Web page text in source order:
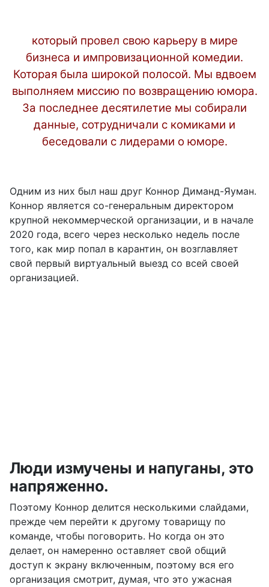
который провел свою карьеру в мире
бизнеса и импровизационной комедии.
Которая была широкой полосой. Мы вдвоем
выполняем миссию по возвращению юмора.
За последнее десятилетие мы собирали
данные, сотрудничали с комиками и
беседовали с лидерами о юморе.
Одним из них был наш друг Коннор Диманд-Яуман.
Коннор является со-генеральным директором
крупной некоммерческой организации, и в начале
2020 года, всего через несколько недель после
того, как мир попал в карантин, он возглавляет
свой первый виртуальный выезд со всей своей
организацией.
Люди измучены и напуганы, это
напряженно.
Поэтому Коннор делится несколькими слайдами,
прежде чем перейти к другому товарищу по
команде, чтобы поговорить. Но когда он это
делает, он намеренно оставляет свой общий
доступ к экрану включенным, поэтому вся его
организация смотрит, думая, что это ужасная